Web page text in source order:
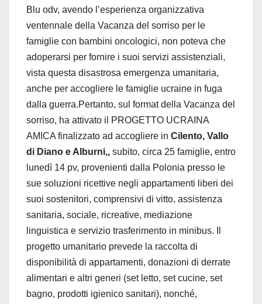
Blu odv, avendo l’esperienza organizzativa
ventennale della Vacanza del sorriso per le
famiglie con bambini oncologici, non poteva che
adoperarsi per fornire i suoi servizi assistenziali,
vista questa disastrosa emergenza umanitaria,
anche per accogliere le famiglie ucraine in fuga
dalla guerra.Pertanto, sul format della Vacanza del
sorriso, ha attivato il PROGETTO UCRAINA
AMICA finalizzato ad accogliere in Cilento, Vallo
di Diano e Alburni,, subito, circa 25 famiglie, entro
lunedì 14 pv, provenienti dalla Polonia presso le
sue soluzioni ricettive negli appartamenti liberi dei
suoi sostenitori, comprensivi di vitto, assistenza
sanitaria, sociale, ricreative, mediazione
linguistica e servizio trasferimento in minibus. Il
progetto umanitario prevede la raccolta di
disponibilità di appartamenti, donazioni di derrate
alimentari e altri generi (set letto, set cucine, set
bagno, prodotti igienico sanitari), nonché,